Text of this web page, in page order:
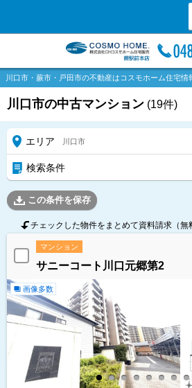
川口市・蕨市・戸田市の不動産はコスモホーム住宅情
川口市の中古マンション (19件)
エリア 川口市
検索条件
この条件を保存
チェックした物件をまとめて資料請求（無
マンション
サニーコート川口元郷第2
画像多数